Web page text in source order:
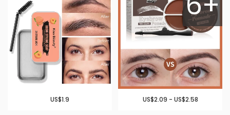
US$1.9 US$2.09 - US$2.58